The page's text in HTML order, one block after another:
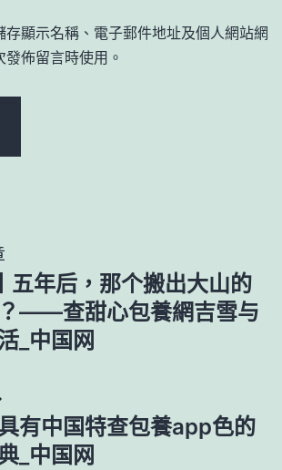
存顯示名稱、電子郵件地址及個人網站網
佈留言時使用。
五年后，那个搬出大山的
——查甜心包養網吉雪与
_中国网
有中国特查包養app色的
_中国网